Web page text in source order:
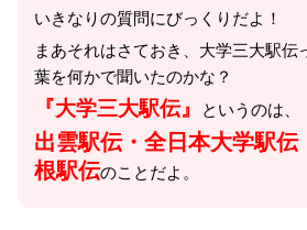
いきなりの質問にびっくりだよ！
まあそれはさておき、大学三大駅伝
葉を何かで聞いたのかな？
『大学三大駅伝』 というのは、
出雲駅伝・全日本大学駅伝
根駅伝のことだよ。